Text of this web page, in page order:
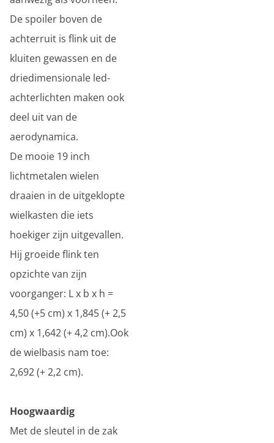
De spoiler boven de
achterruit is flink uit de
kluiten gewassen en de
driedimensionale led-
achterlichten maken ook
deel uit van de
aerodynamica.
De mooie 19 inch
lichtmetalen wielen
draaien in de uitgeklopte
wielkasten die iets
hoekiger zijn uitgevallen.
Hij groeide flink ten
opzichte van zijn
voorganger: L x b x h =
4,50 (+5 cm) x 1,845 (+ 2,5
cm) x 1,642 (+ 4,2 cm).Ook
de wielbasis nam toe:
2,692 (+ 2,2 cm).
Hoogwaardig
Met de sleutel in de zak